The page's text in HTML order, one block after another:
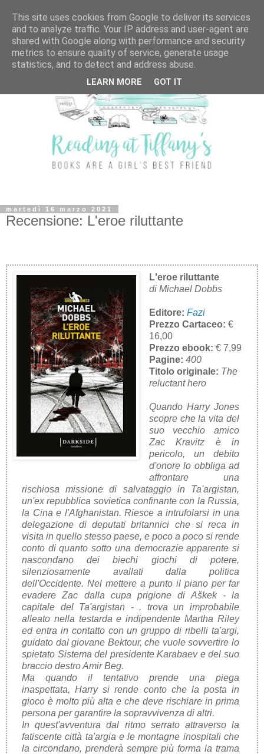
martedì 16 marzo 2021
Recensione: L'eroe riluttante
L'eroe riluttante
di Michael Dobbs
Editore: Fazi
Prezzo Cartaceo: €
16,00
Prezzo ebook: € 7,99
Pagine: 400
Titolo originale: The
reluctant hero
Quando Harry Jones
scopre che la vita del
suo vecchio amico
Zac Kravitz è in
pericolo, un debito
d'onore lo obbliga ad
affrontare una
rischiosa missione di salvataggio in Ta'argistan,
un'ex repubblica sovietica confinante con la Russia,
la Cina e l'Afghanistan. Riesce a intrufolarsi in una
delegazione di deputati britannici che si reca in
visita in quello stesso paese, e poco a poco si rende
conto di quanto sotto una democrazie apparente si
nascondano dei biechi giochi di potere,
silenziosamente avallati dalla politica
dell'Occidente. Nel mettere a punto il piano per far
evadere Zac dalla cupa prigione di Aškek - la
capitale del Ta'argistan - , trova un improbabile
alleato nella testarda e indipendente Martha Riley
ed entra in contatto con un gruppo di ribelli ta'argi,
guidato dal giovane Bektour, che vuole sovvertire lo
spietato Sistema del presidente Karabaev e del suo
braccio destro Amir Beg.
Ma quando il tentativo prende una piega
inaspettata, Harry si rende conto che la posta in
gioco è molto più alta e che deve rischiare in prima
persona per garantire la sopravvivenza di altri.
In quest'avventura dal ritmo serrato attraverso la
fatiscente città ta'argia e le montagne inospitali che
la circondano, prenderà sempre più forma la trama
This site uses cookies from Google to deliver its services
and to analyze traffic. Your IP address and user-agent are
shared with Google along with performance and security
metrics to ensure quality of service, generate usage
statistics, and to detect and address abuse.
LEARN MORE GOT IT